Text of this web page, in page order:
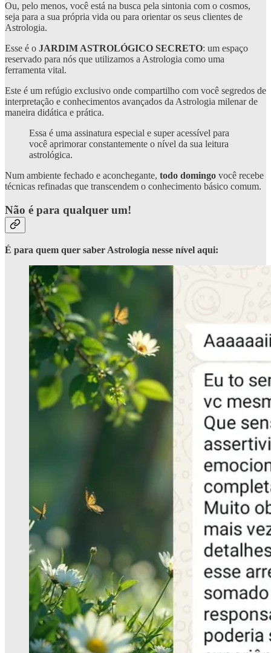
Ou, pelo menos, você está na busca pela sintonia com o cosmos,
seja para a sua própria vida ou para orientar os seus clientes de
Astrologia.
Esse é o JARDIM ASTROLÓGICO SECRETO: um espaço
reservado para nós que utilizamos a Astrologia como uma
ferramenta vital.
Este é um refúgio exclusivo onde compartilho com você segredos de
interpretação e conhecimentos avançados da Astrologia milenar de
maneira didática e prática.
Essa é uma assinatura especial e super acessível para
você aprimorar constantemente o nível da sua leitura
astrológica.
Num ambiente fechado e aconchegante, todo domingo você recebe
técnicas refinadas que transcendem o conhecimento básico comum.
Não é para qualquer um!
É para quem quer saber Astrologia nesse nível aqui: